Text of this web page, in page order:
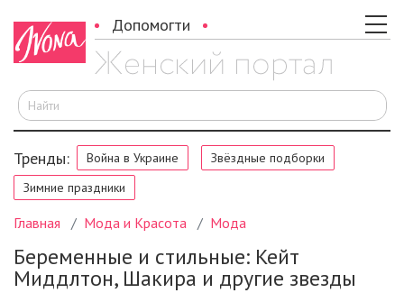
Допомогти
Тренды: Война в Украине
Звёздные подборки
Зимние праздники
Главная Мода и Красота Мода
Беременные и стильные: Кейт
Миддлтон, Шакира и другие звезды